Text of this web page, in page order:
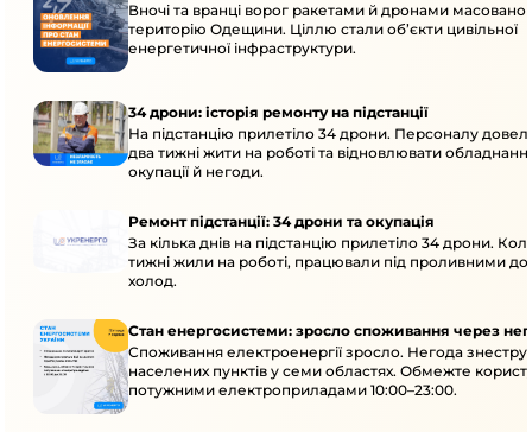
Вночі та вранці ворог ракетами й дронами масовано
територію Одещини. Ціллю стали об’єкти цивільної
енергетичної інфраструктури.
34 дрони: історія ремонту на підстанції
На підстанцію прилетіло 34 дрони. Персоналу
два тижні жити на роботі та відновлювати
окупації й негоди.
Ремонт підстанції: 34 дрони та окупація
За кілька днів на підстанцію прилетіло 34 дрони.
тижні жили на роботі, працювали під проливними
холод.
Стан енергосистеми: зросло споживання через
Споживання електроенергії зросло. Негода
населених пунктів у семи областях. Обмежте
потужними електроприладами 10:00–23:00.